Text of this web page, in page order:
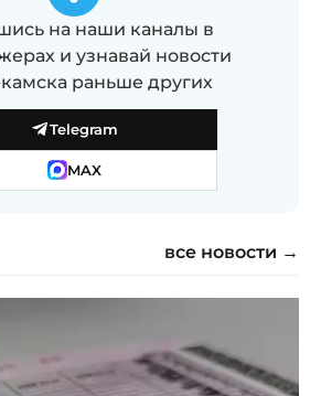
на наши каналы в
и узнавай новости
раньше других
Telegram
MAX
все новости →